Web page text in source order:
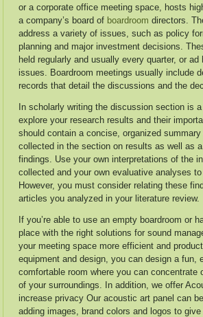
or a corporate office meeting space, hosts
a company’s board of boardroom directors.
address a variety of issues, such as policy
planning and major investment decisions.
held regularly and usually every quarter, or
issues. Boardroom meetings usually include
records that detail the discussions and the
In scholarly writing the discussion section is
explore your research results and their
should contain a concise, organized
collected in the section on results as well as
findings. Use your own interpretations of the
collected and your own evaluative analyses
However, you must consider relating these
articles you analyzed in your literature review.
If you’re able to use an empty boardroom or
place with the right solutions for sound
your meeting space more efficient and
equipment and design, you can design a fun,
comfortable room where you can concentrate
of your surroundings. In addition, we offer
increase privacy Our acoustic art panel can
adding images, brand colors and logos to